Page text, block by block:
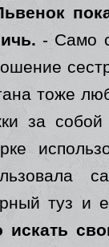
- Само
тоже
за
туз и
искать